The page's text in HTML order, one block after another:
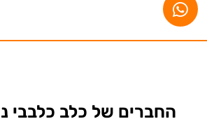
החברים של כלב כלבבי